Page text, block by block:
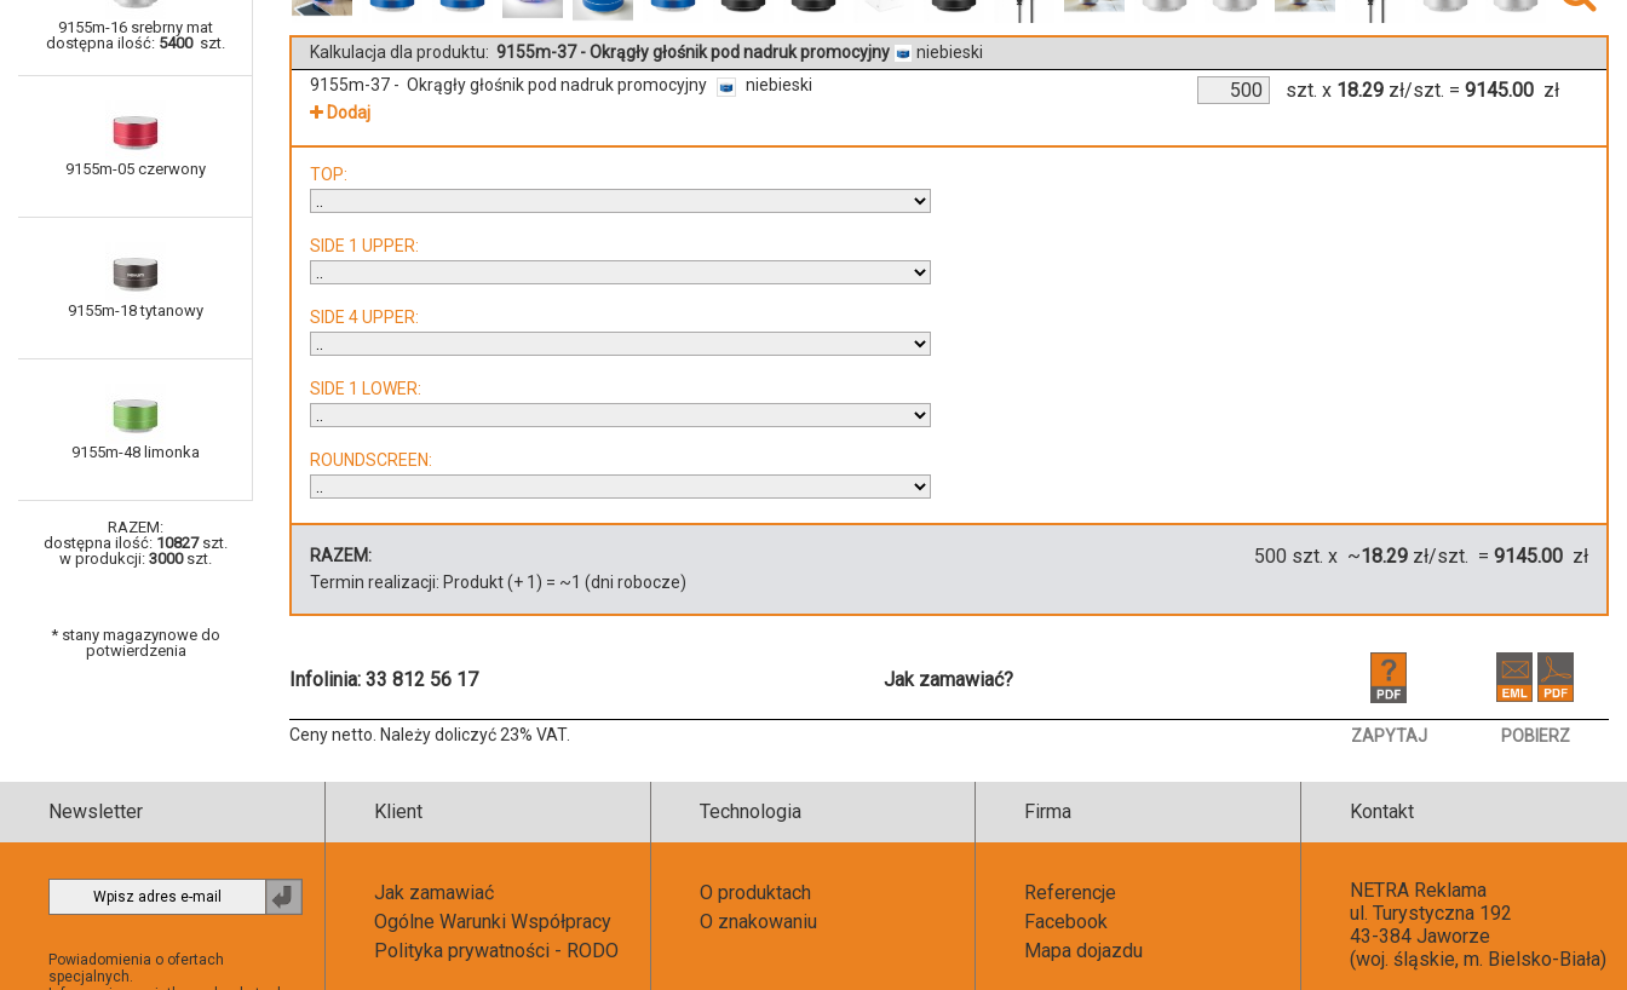
9155m-16 srebrny mat
dostępna ilość: 5400szt.
9155m-05 czerwony
9155m-18 tytanowy
9155m-48 limonka
RAZEM:
dostępna ilość: 10827szt.
w produkcji: 3000szt.
* stany magazynowe do
potwierdzenia
Kalkulacja dla produktu: 9155m-37 - Okrągły głośnik pod nadruk promocyjny
niebieski
9155m-37 - Okrągły głośnik pod nadruk promocyjny
niebieski szt. x 18.29 zł/szt. = 9145.00 zł
Dodaj
TOP:
SIDE 1 UPPER:
SIDE 4 UPPER:
SIDE 1 LOWER:
ROUNDSCREEN:
RAZEM: 500 szt. x ~18.29 zł/szt. = 9145.00 zł
Termin realizacji: Produkt(+ 1 ) = ~1 (dni robocze)
Infolinia: 33 812 56 17 Jak zamawiać?
Ceny netto. Należy doliczyć 23% VAT. ZAPYTAJ POBIERZ
Newsletter
Zapisz
newslettera
Powiadomienia o ofertach
specjalnych.
Klient
Jak zamawiać
Ogólne Warunki Współpracy
Polityka prywatności - RODO
Technologia
O produktach
O znakowaniu
Firma
Referencje
Facebook
Mapa dojazdu
Kontakt
NETRA Reklama
ul. Turystyczna 192
43-384 Jaworze
(woj. śląskie, m. Bielsko-Biała)